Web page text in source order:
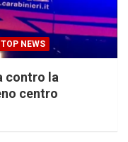
TOP NEWS
contro la
centro